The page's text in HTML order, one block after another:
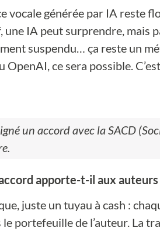
vocale générée par IA reste
IA peut surprendre, mais
suspendu… ça reste un
OpenAI, ce sera possible.
un accord avec la SACD
apporte-t-il aux auteurs
juste un tuyau à cash :
portefeuille de l’auteur. La